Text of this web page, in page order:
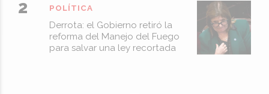
Derrota: el Gobierno retiró la
reforma del Manejo del Fuego
para salvar una ley recortada
POLÍTICA